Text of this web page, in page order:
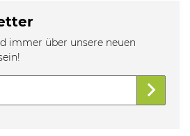
immer über unsere neuen